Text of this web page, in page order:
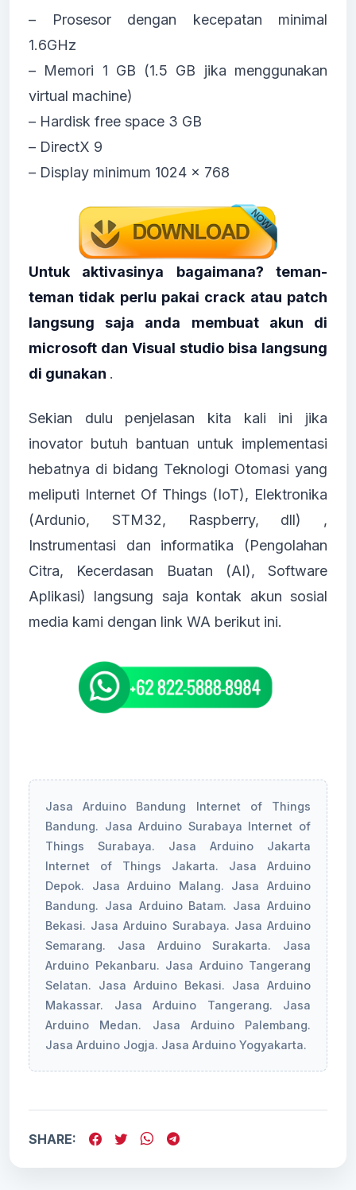
– Prosesor dengan kecepatan minimal
1.6GHz
– Memori 1 GB (1.5 GB jika menggunakan
virtual machine)
– Hardisk free space 3 GB
– DirectX 9
– Display minimum 1024 x 768
Untuk aktivasinya bagaimana? teman-
teman tidak perlu pakai crack atau patch
langsung saja anda membuat akun di
microsoft dan Visual studio bisa langsung
di gunakan .
Sekian dulu penjelasan kita kali ini jika
inovator butuh bantuan untuk implementasi
hebatnya di bidang Teknologi Otomasi yang
meliputi Internet Of Things (IoT), Elektronika
(Ardunio, STM32, Raspberry, dll) ,
Instrumentasi dan informatika (Pengolahan
Citra, Kecerdasan Buatan (AI), Software
Aplikasi) langsung saja kontak akun sosial
media kami dengan link WA berikut ini.
Jasa Arduino Bandung Internet of Things
Bandung. Jasa Arduino Surabaya Internet of
Things Surabaya. Jasa Arduino Jakarta
Internet of Things Jakarta. Jasa Arduino
Depok. Jasa Arduino Malang. Jasa Arduino
Bandung. Jasa Arduino Batam. Jasa Arduino
Bekasi. Jasa Arduino Surabaya. Jasa Arduino
Semarang. Jasa Arduino Surakarta. Jasa
Arduino Pekanbaru. Jasa Arduino Tangerang
Selatan. Jasa Arduino Bekasi. Jasa Arduino
Makassar. Jasa Arduino Tangerang. Jasa
Arduino Medan. Jasa Arduino Palembang.
Jasa Arduino Jogja. Jasa Arduino Yogyakarta.
SHARE: